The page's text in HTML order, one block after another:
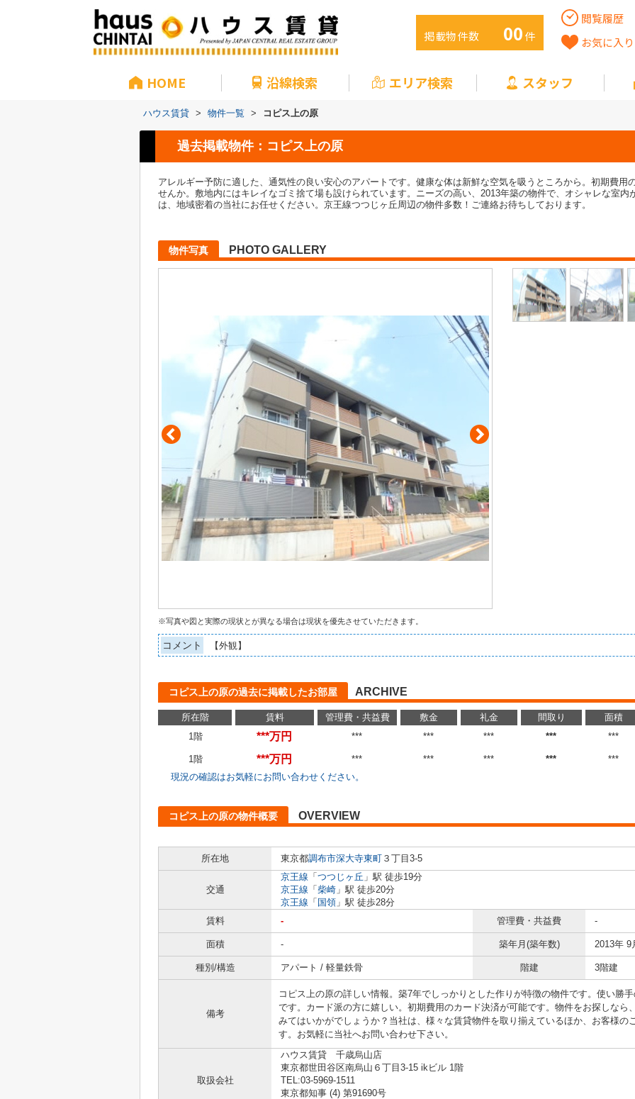
掲載物件数 00件
閲覧履歴
お気に入り
HOME 沿線検索 エリア検索 スタッフ
ハウス賃貸 > 物件一覧 > コピス上の原
過去掲載物件：コピス上の原
アレルギー予防に適した、通気性の良い安心のアパートです。健康な体は新鮮な空気を吸うところから。初期費用
せんか。敷地内にはキレイなゴミ捨て場も設けられています。ニーズの高い、2013年築の物件で、オシャレな室
は、地域密着の当社にお任せください。京王線つつじヶ丘周辺の物件多数！ご連絡お待ちしております。
物件写真 PHOTO GALLERY
※写真や図と実際の現状とが異なる場合は現状を優先させていただきます。
コメント 【外観】
コピス上の原の過去に掲載したお部屋 ARCHIVE
所在階 賃料 管理費・共益費 敷金 礼金 間取り
面積
1階
***万円 *** *** *** *** ***
1階 ***万円 *** *** *** ***
***
現況の確認はお気軽にお問い合わせください。
コピス上の原の物件概要 OVERVIEW
所在地 東京都調布市深大寺東町 ３丁目3-5
交通
京王線 「 つつじヶ丘 」駅 徒歩19分
京王線 「 柴崎 」駅 徒歩20分
京王線 「 国領 」駅 徒歩28分
賃料
- 管理費・共益費 -
面積 - 築年月(築年数) 2013年 9
種別/構造 アパート / 軽量鉄骨 階建 3階建
備考
コピス上の原の詳しい情報。築7年でしっかりとした作りが特徴の物件です。使い勝
です。カード派の方に嬉しい。初期費用のカード決済が可能です。物件をお探しなら
みてはいかがでしょうか？当社は、様々な賃貸物件を取り揃えているほか、お客様の
す。お気軽に当社へお問い合わせ下さい。
取扱会社
ハウス賃貸 千歳烏山店
東京都世田谷区南烏山６丁目3-15 ikビル 1階
TEL:03-5969-1511
東京都知事 (4) 第91690号